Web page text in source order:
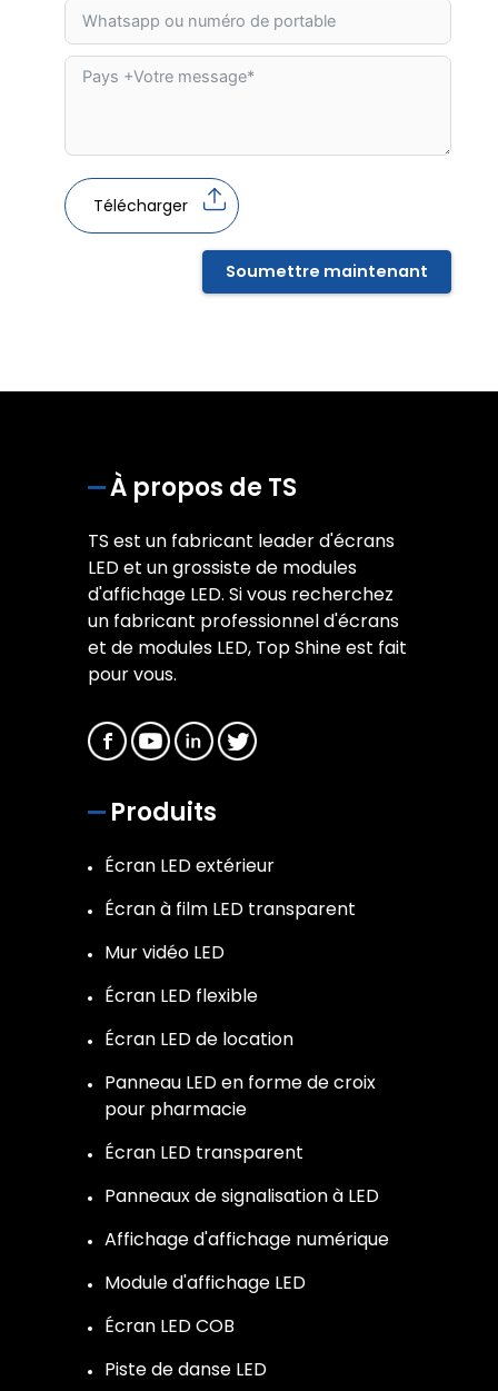
Télécharger
Soumettre maintenant
À propos de TS
TS est un fabricant leader d'écrans
LED et un grossiste de modules
d'affichage LED. Si vous recherchez
un fabricant professionnel d'écrans
et de modules LED, Top Shine est fait
pour vous.
Produits
Écran LED extérieur
Écran à film LED transparent
Mur vidéo LED
Écran LED flexible
Écran LED de location
Panneau LED en forme de croix
pour pharmacie
Écran LED transparent
Panneaux de signalisation à LED
Affichage d'affichage numérique
Module d'affichage LED
Écran LED COB
Piste de danse LED